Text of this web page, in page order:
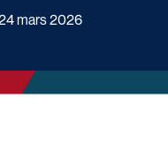
mars 2026